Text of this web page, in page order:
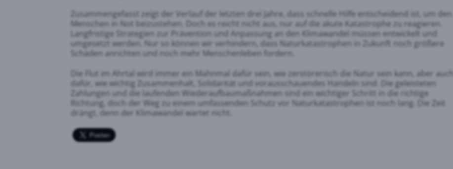
Zusammengefasst zeigt der Verlauf der letzten drei Jahre, dass schnelle Hilfe entscheidend ist, um den
Menschen in Not beizustehen. Doch es reicht nicht aus, nur auf die akute Katastrophe zu reagieren.
Langfristige Strategien zur Prävention und Anpassung an den Klimawandel müssen entwickelt und
umgesetzt werden. Nur so können wir verhindern, dass Naturkatastrophen in Zukunft noch größere
Schäden anrichten und noch mehr Menschenleben fordern.
Die Flut im Ahrtal wird immer ein Mahnmal dafür sein, wie zerstörerisch die Natur sein kann, aber auch
dafür, wie wichtig Zusammenhalt, Solidarität und vorausschauendes Handeln sind. Die geleisteten
Zahlungen und die laufenden Wiederaufbaumaßnahmen sind ein wichtiger Schritt in die richtige
Richtung, doch der Weg zu einem umfassenden Schutz vor Naturkatastrophen ist noch lang. Die Zeit
drängt, denn der Klimawandel wartet nicht.